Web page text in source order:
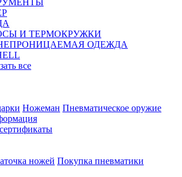
И ТЕРМОКРУЖКИ
ОДЕЖДА
все
Ножеман Пневматическое оружие
ножей Покупка пневматики